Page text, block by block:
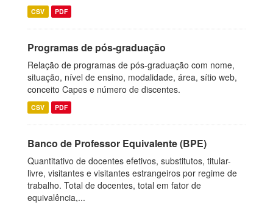
CSV PDF
Programas de pós-graduação
Relação de programas de pós-graduação com nome,
situação, nível de ensino, modalidade, área, sítio web,
conceito Capes e número de discentes.
CSV PDF
Banco de Professor Equivalente (BPE)
Quantitativo de docentes efetivos, substitutos, titular-
livre, visitantes e visitantes estrangeiros por regime de
trabalho. Total de docentes, total em fator de
equivalência,...